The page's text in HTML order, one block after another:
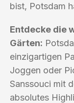
bist, Potsdam
Entdecke die
Gärten:
einzigartigen
Joggen oder
Sanssouci mit
absolutes